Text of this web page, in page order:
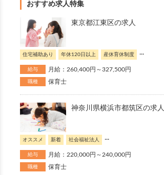
おすすめ求人特集
東京都江東区の求人
住宅補助あり 年休120日以上 産休育休制度 ...
給与 月給：260,400円～327,500円
職種 保育士
神奈川県横浜市都筑区の求人
オススメ 新着 社会福祉法人 ...
給与 月給：220,000円～240,000円
職種 保育士